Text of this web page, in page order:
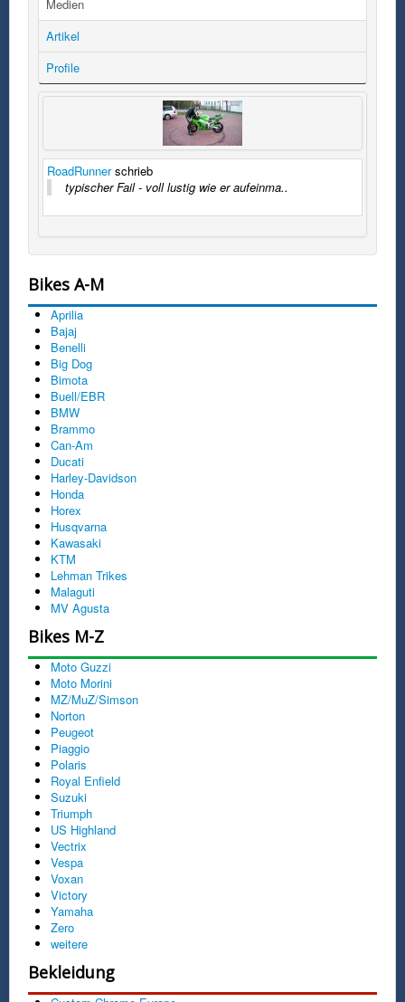
Medien
Artikel
Profile
RoadRunnerschrieb
typischer Fail - voll lustig wie er aufeinma..
Bikes A-M
Aprilia
Bajaj
Benelli
Big Dog
Bimota
Buell/EBR
BMW
Brammo
Can-Am
Ducati
Harley-Davidson
Honda
Horex
Husqvarna
Kawasaki
KTM
Lehman Trikes
Malaguti
MV Agusta
Bikes M-Z
Moto Guzzi
Moto Morini
MZ/MuZ/Simson
Norton
Peugeot
Piaggio
Polaris
Royal Enfield
Suzuki
Triumph
US Highland
Vectrix
Vespa
Voxan
Victory
Yamaha
Zero
weitere
Bekleidung